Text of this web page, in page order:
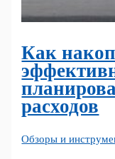
Как
расходов
Обзоры и